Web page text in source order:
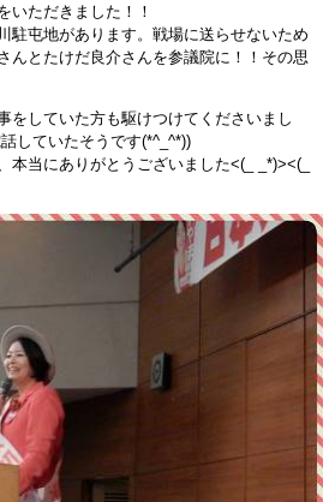
いただきました！！
駐屯地があります。戦場に送らせないため
んとたけだ良介さんを参議院に！！その思
していた方も駆けつけてくださいまし
していたそうです(*^_^*))
本当にありがとうございました<(_ _*)><(_